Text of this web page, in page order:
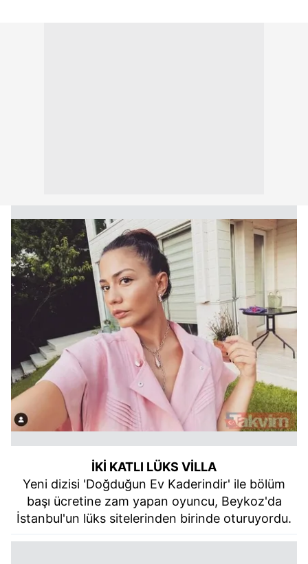
İKİ KATLI LÜKS VİLLA
Yeni dizisi 'Doğduğun Ev Kaderindir' ile bölüm
başı ücretine zam yapan oyuncu, Beykoz'da
İstanbul'un lüks sitelerinden birinde oturuyordu.